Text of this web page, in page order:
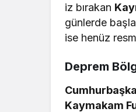
iz bırakan
günlerde
ise henüz
Deprem
Kaymakam